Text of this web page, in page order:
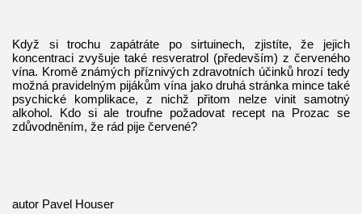
Když si trochu zapátráte po sirtuinech, zjistíte, že jejich
koncentraci zvyšuje také resveratrol (především) z červeného
vína. Kromě známých příznivých zdravotních účinků hrozí tedy
možná pravidelným pijákům vína jako druhá stránka mince také
psychické komplikace, z nichž přitom nelze vinit samotný
alkohol. Kdo si ale troufne požadovat recept na Prozac se
zdůvodněním, že rád pije červené?
autor Pavel Houser